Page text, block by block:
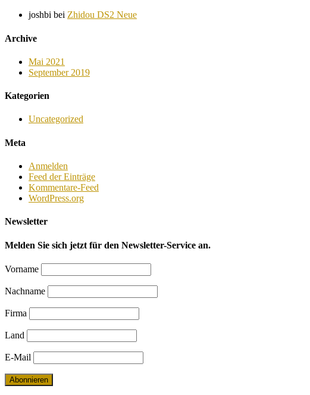
joshbi bei Zhidou DS2 Neue
Archive
Mai 2021
September 2019
Kategorien
Uncategorized
Meta
Anmelden
Feed der Einträge
Kommentare-Feed
WordPress.org
Newsletter
Melden Sie sich jetzt für den Newsletter-Service an.
Vorname
Nachname
Firma
Land
E-Mail